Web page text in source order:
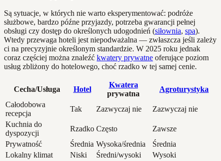
Są sytuacje, w których nie warto eksperymentować: podróże
służbowe, bardzo późne przyjazdy, potrzeba gwarancji pełnej
obsługi czy dostęp do określonych udogodnień (siłownia, spa).
Wtedy przewaga hoteli jest niepodważalna — zwłaszcza jeśli zależy
ci na precyzyjnie określonym standardzie. W 2025 roku jednak
coraz częściej można znaleźć kwatery prywatne oferujące poziom
usług zbliżony do hotelowego, choć rzadko w tej samej cenie.
Cecha/Usługa Hotel
Kwatera
prywatna
Agroturystyka
Całodobowa
recepcja
Tak Zazwyczaj nie
Zazwyczaj nie
Kuchnia do
dyspozycji
Rzadko Często
Zawsze
Prywatność
Średnia Wysoka/średnia
Średnia
Lokalny klimat
Niski Średni/wysoki
Wysoki